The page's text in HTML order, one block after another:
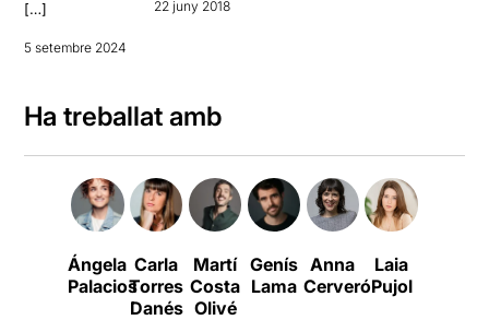
[…]
5 setembre 2024
22 juny 2018
Ha treballat amb
Ángela
Palacios
Carla
Torres
Danés
Martí
Costa
Olivé
Genís
Lama
Anna
Cerveró
Laia
Pujol